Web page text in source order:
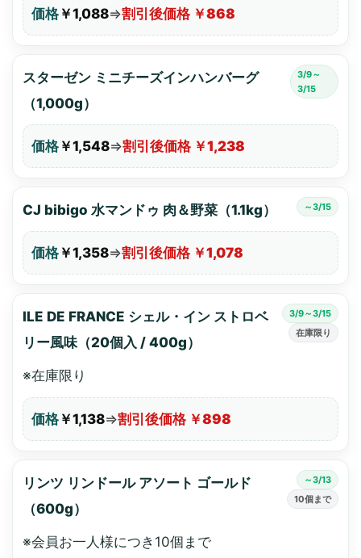
価格 ￥1,088⇒割引後価格 ￥868
スターゼン ミニチーズインハンバーグ
（1,000g）
3/9～
3/15
価格 ￥1,548⇒割引後価格 ￥1,238
CJ bibigo 水マンドゥ 肉＆野菜（1.1kg） ～3/15
価格 ￥1,358⇒割引後価格 ￥1,078
ILE DE FRANCE シェル・イン ストロベ
リー風味（20個入 / 400g）
3/9～3/15
在庫限り
※在庫限り
価格 ￥1,138⇒割引後価格 ￥898
リンツ リンドール アソート ゴールド
（600g）
～3/13
10個まで
※会員お一人様につき10個まで